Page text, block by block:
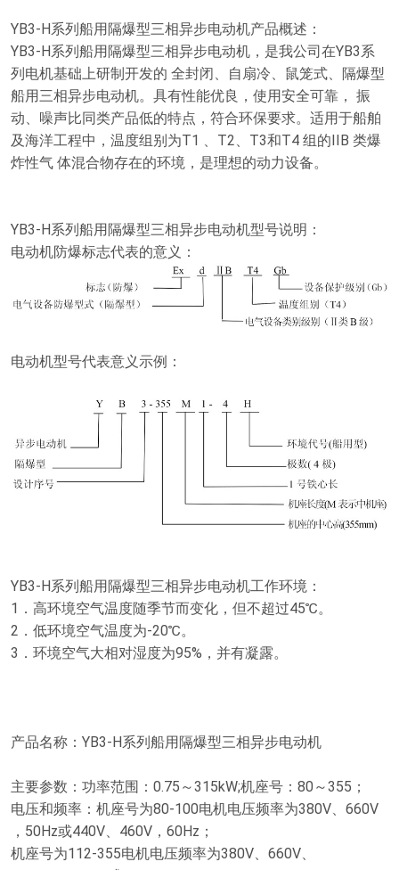
研制开发的全封闭、自扇冷、鼠笼式、 隔爆型三相异步电动机的基
本系列。且具有性能优良，使用安全可靠，振动、噪声比同类 产品
低的特点，符合环保要求。 2. 用途 适用于石油、化工、矿业、冶
金、电力等行业有爆炸性气体混合物存在的场所。是理想 的动力设
备。3.效率效率：3 级。符合 GB18613-2012 《中小型三相异步电动
机能效限定值及能效等 级》能效 3 级。
YB3-H系列船用隔爆型三相异步电动机产品概述：
YB3-H系列船用隔爆型三相异步电动机，是我公司在YB3系
列电机基础上研制开发的 全封闭、自扇冷、鼠笼式、隔爆型
船用三相异步电动机。具有性能优良，使用安全可靠， 振
动、噪声比同类产品低的特点，符合环保要求。适用于船舶
及海洋工程中，温度组别为T1 、T2、T3和T4 组的IIB 类爆
炸性气 体混合物存在的环境，是理想的动力设备。
YB3-H系列船用隔爆型三相异步电动机型号说明：
电动机防爆标志代表的意义：
电动机型号代表意义示例：
YB3-H系列船用隔爆型三相异步电动机工作环境：
1．高环境空气温度随季节而变化，但不超过45℃。
2．低环境空气温度为-20℃。
3．环境空气大相对湿度为95%，并有凝露。
产品名称：YB3-H系列船用隔爆型三相异步电动机
主要参数：功率范围：0.75～315kW;机座号：80～355；
电压和频率：机座号为80-100电机电压频率为380V、660V
，50Hz或440V、460V，60Hz；
机座号为112-355电机电压频率为380V、660V、